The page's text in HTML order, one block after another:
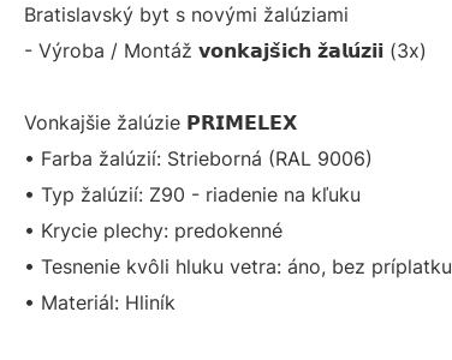
Bratislavský byt s novými žalúziami
- Výroba / Montáž 𝘃𝗼𝗻𝗸𝗮𝗷𝘀̌𝗶𝗰𝗵 𝘇̌𝗮𝗹𝘂́𝘇𝗶𝗶 (3x)
Vonkajšie žalúzie 𝗣𝗥𝗜𝗠𝗘𝗟𝗘𝗫
• Farba žalúzií: Strieborná (RAL 9006)
• Typ žalúzií: Z90 - riadenie na kľuku
• Krycie plechy: predokenné
• Tesnenie kvôli hluku vetra: áno, bez príplatku
• Materiál: Hliník